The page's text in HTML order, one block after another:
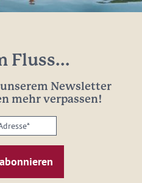
Fluss...
Newsletter
mehr verpassen!